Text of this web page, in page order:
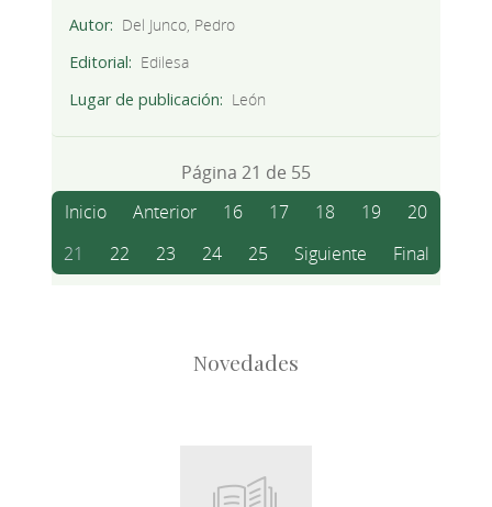
Autor
Del Junco, Pedro
Editorial
Edilesa
Lugar de publicación
León
Página 21 de 55
Inicio
Anterior 16 17 18 19
20
21
22 23 24 25 Siguiente Final
Novedades